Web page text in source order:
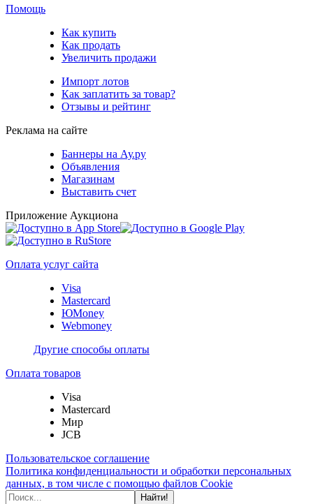
Помощь
Как купить
Как продать
Увеличить продажи
Импорт лотов
Как заплатить за товар?
Отзывы и рейтинг
Реклама на сайте
Баннеры на Ау.ру
Объявления
Магазинам
Выставить счет
Приложение Аукциона
Оплата услуг сайта
Visa
Mastercard
ЮMoney
Webmoney
Другие способы оплаты
Оплата товаров
Visa
Mastercard
Мир
JCB
Пользовательское соглашение
Политика конфиденциальности и обработки персональных
данных, в том числе с помощью файлов Cookie
Найти!